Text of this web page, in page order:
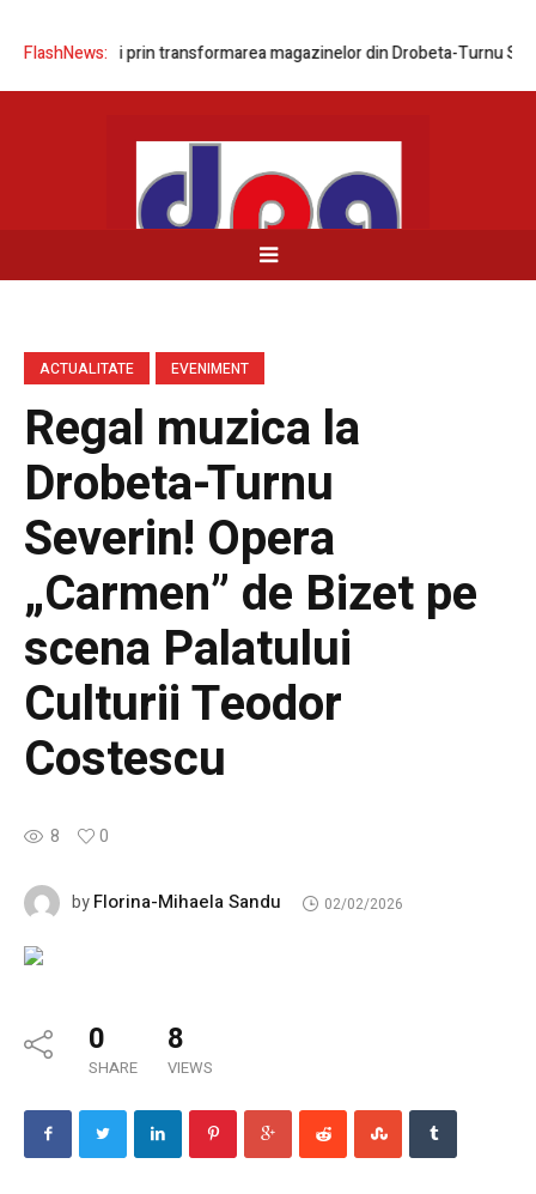
FlashNews:
rețelei prin transformarea magazinelor din Drobeta-Turnu Severin
ACTUALITATE EVENIMENT
Regal muzica la
Drobeta-Turnu
Severin! Opera
„Carmen” de Bizet pe
scena Palatului
Culturii Teodor
Costescu
8 0
byFlorina-Mihaela Sandu 02/02/2026
0
SHARE
8
VIEWS